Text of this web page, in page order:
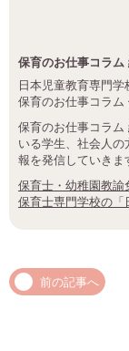
保育のお仕事コラム
日本児童教育専門学
保育のお仕事コラム
保育のお仕事コラム
いる学生、社会人
報を発信していきま
保育士・幼稚園教諭
保育士専門学校の「
前の記事へ